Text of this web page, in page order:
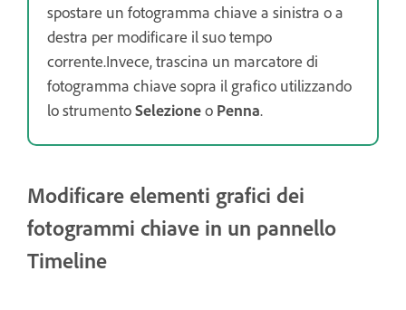
spostare un fotogramma chiave a sinistra o a
destra per modificare il suo tempo
corrente.Invece, trascina un marcatore di
fotogramma chiave sopra il grafico utilizzando
lo strumentoSelezioneo Penna.
Modificare elementi grafici dei
fotogrammi chiave in un pannello
Timeline